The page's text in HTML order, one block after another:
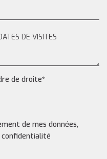
de droite*
de mes données,